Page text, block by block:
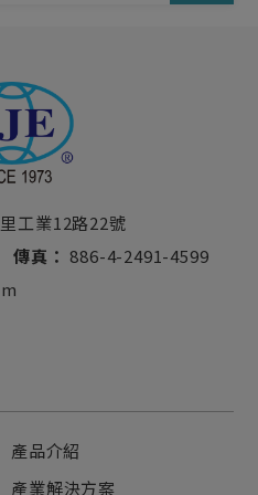
工業12路22號
傳真： 886-4-2491-4599
產品介紹
產業解決方案